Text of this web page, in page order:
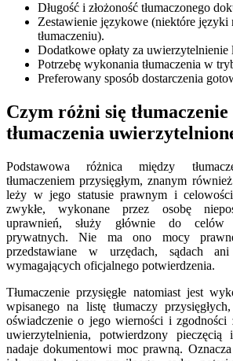
Długość i złożoność tłumaczonego
Zestawienie językowe (niektóre języki
tłumaczeniu).
Dodatkowe opłaty za
Potrzebę wykonania tłumaczenia w
Preferowany sposób dostarczenia
Czym różni się tłumaczenie
tłumaczenia
Podstawowa różnica między
tłumaczeniem przysięgłym, znanym
leży w jego statusie prawnym i celowości
zwykłe, wykonane przez osobę
uprawnień, służy głównie do celów
prywatnych. Nie ma ono mocy
przedstawiane w urzędach, sądach
wymagających oficjalnego potwierdzenia.
Tłumaczenie przysięgłe natomiast jest
wpisanego na listę tłumaczy
oświadczenie o jego wierności i zgodności
uwierzytelnienia, potwierdzony pieczęcią
nadaje dokumentowi moc prawną.